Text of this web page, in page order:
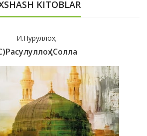
KITOBLAR
И.Нуруллоҳ
(солла